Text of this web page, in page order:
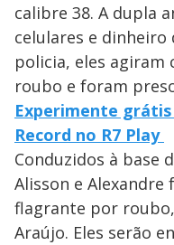
calibre 38. A dupla
celulares e dinheiro
policia, eles agiram
roubo e foram
Experimente
Record no R7 Play
Conduzidos à base
Alisson e
flagrante por
Araújo. Eles serão